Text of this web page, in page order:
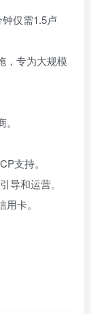
仅需1.5卢
，专为大规模
支持。
导和运营。
卡。